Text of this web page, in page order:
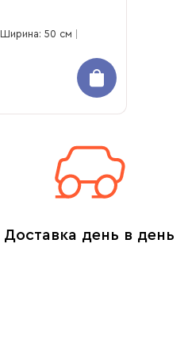
Ширина: 50 см
Доставка день в день